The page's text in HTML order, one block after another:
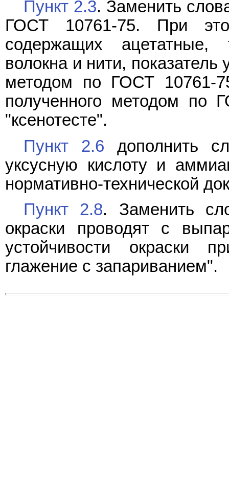
Пункт 2.3. Заменить
ГОСТ 10761-75. При
содержащих ацетатные,
волокна и нити, показатель
методом по ГОСТ 10761-
полученного методом по
"ксенотесте".
Пункт 2.6 дополнить
уксусную кислоту и
нормативно-технической
Пункт 2.8. Заменить
окраски проводят с
устойчивости окраски
глажение с запариванием".